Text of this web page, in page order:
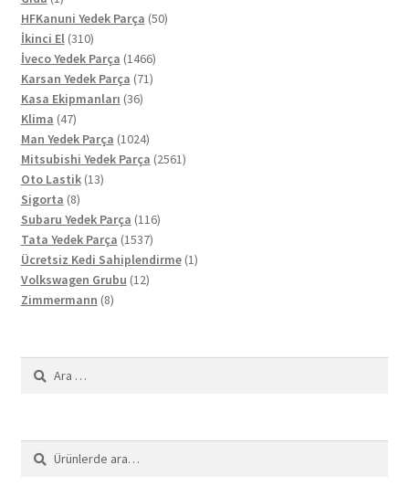
ürün
HFKanuni Yedek Parça 5050
İkinci El 310310
ürün
İveco Yedek Parça 14661466
ürün
Karsan Yedek Parça 7171
Kasa Ekipmanları 3636
Klima 4747
ürün
Man Yedek Parça 10241024
ürün
Mitsubishi Yedek Parça 25612561
Oto Lastik 1313
Sigorta 88
ürün
Subaru Yedek Parça 116116
Tata Yedek Parça 15371537
ürün
Ücretsiz Kedi Sahiplendirme 11
Volkswagen Grubu 1212
Zimmermann 88
Arama:
Ara:
Ara